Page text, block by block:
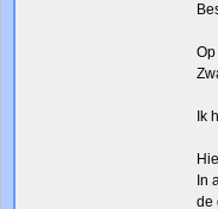
Ik
In
de